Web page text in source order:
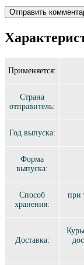
Применяется:
Страна
отправитель:
Год выпуска:
Форма
выпуска:
Способ
хранения:
при
Доставка: